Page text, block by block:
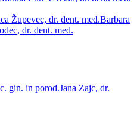
Župevec, dr. dent. med.Barbara
dr. dent. med.
gin. in porod.Jana Zajc, dr.